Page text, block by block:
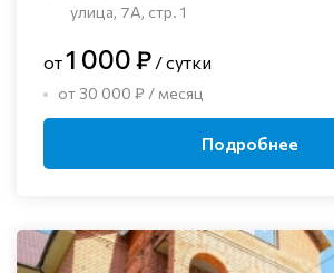
улица, 7А, стр. 1
от1 000 ₽ / сутки
от 30 000 ₽ / месяц
Подробнее